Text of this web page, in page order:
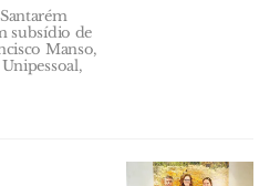
subsídio de
Manso,